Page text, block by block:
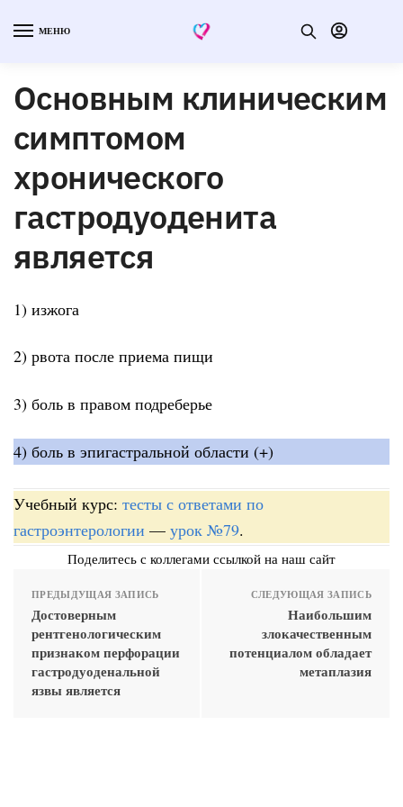
МЕНЮ
Основным клиническим
симптомом
хронического
гастродуоденита
является
1) изжога
2) рвота после приема пищи
3) боль в правом подреберье
4) боль в эпигастральной области (+)
Учебный курс: тесты с ответами по
гастроэнтерологии — урок №79.
Поделитесь с коллегами ссылкой на наш сайт
ПРЕДЫДУЩАЯ ЗАПИСЬ
Достоверным
рентгенологическим
признаком перфорации
гастродуоденальной
язвы является
СЛЕДУЮЩАЯ ЗАПИСЬ
Наибольшим
злокачественным
потенциалом обладает
метаплазия